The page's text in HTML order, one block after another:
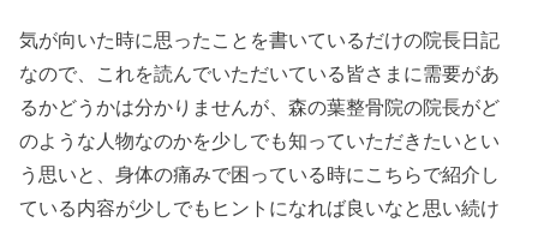
気が向いた時に思ったことを書いているだけの院長日記
なので、これを読んでいただいている皆さまに需要があ
るかどうかは分かりませんが、森の葉整骨院の院長がど
のような人物なのかを少しでも知っていただきたいとい
う思いと、身体の痛みで困っている時にこちらで紹介し
ている内容が少しでもヒントになれば良いなと思い続け